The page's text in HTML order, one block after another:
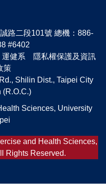
路二段101號 總機：886-
#6402
運健系 隱私權保護及資訊
策
Shilin Dist., Taipei City
(R.O.C.)
Sciences, University
and Health Sciences,
Rights Reserved.